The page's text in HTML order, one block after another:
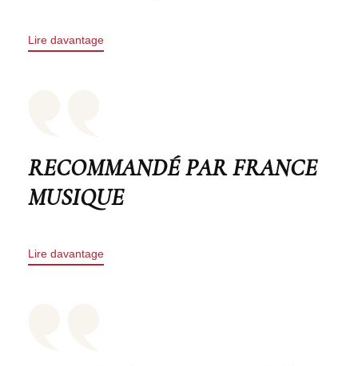
Lire davantage
RECOMMANDÉ PAR FRANCE
MUSIQUE
Lire davantage